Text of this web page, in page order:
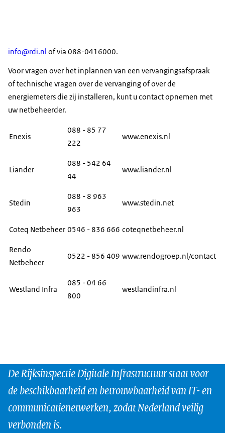
info@rdi.nl of via 088-0416000.
Voor vragen over het inplannen van een vervangingsafspraak
of technische vragen over de vervanging of over de
energiemeters die zij installeren, kunt u contact opnemen met
uw netbeheerder.
Enexis
088 - 85 77
222
www.enexis.nl
Liander
088 - 542 64
44
www.liander.nl
Stedin
088 - 8 963
963
www.stedin.net
Coteq Netbeheer 0546 - 836 666 coteqnetbeheer.nl
Rendo
Netbeheer
0522 - 856 409 www.rendogroep.nl/contact
Westland Infra
085 - 04 66
800
westlandinfra.nl
De Rijksinspectie Digitale Infrastructuur staat voor
de beschikbaarheid en betrouwbaarheid van IT- en
communicatienetwerken, zodat Nederland veilig
verbonden is.